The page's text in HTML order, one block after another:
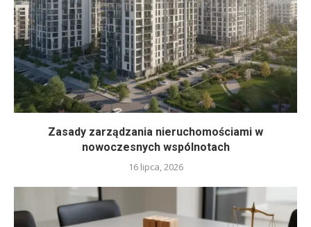
Zasady zarządzania nieruchomościami w
nowoczesnych wspólnotach
16 lipca, 2026